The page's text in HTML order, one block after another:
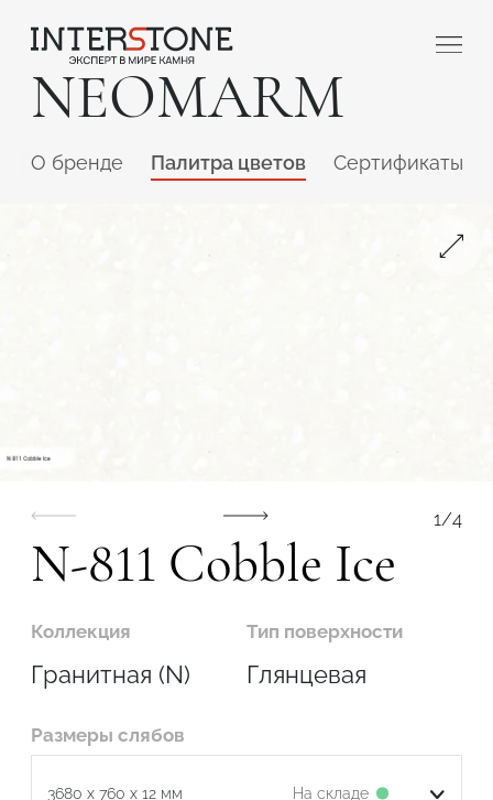
NEOMARM
O бренде Палитра цветов Сертификаты
1/4
N-811 Cobble Ice
Коллекция
Гранитная (N)
Тип поверхности
Глянцевая
Размеры слябов
3680 x 760 x 12 мм На складе